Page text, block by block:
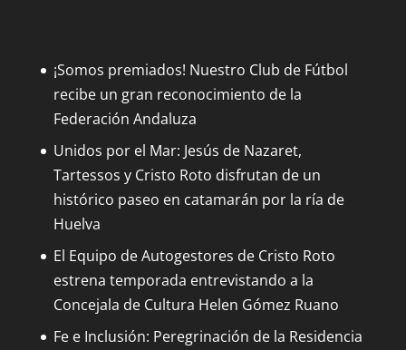
¡Somos premiados! Nuestro Club de Fútbol
recibe un gran reconocimiento de la
Federación Andaluza
Unidos por el Mar: Jesús de Nazaret,
Tartessos y Cristo Roto disfrutan de un
histórico paseo en catamarán por la ría de
Huelva
El Equipo de Autogestores de Cristo Roto
estrena temporada entrevistando a la
Concejala de Cultura Helen Gómez Ruano
Fe e Inclusión: Peregrinación de la Residencia